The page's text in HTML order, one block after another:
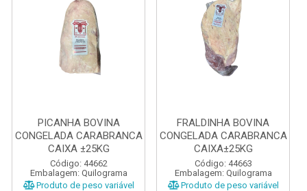
PICANHA BOVINA
CONGELADA CARABRANCA
CAIXA ±25KG
Código: 44662
Embalagem: Quilograma
Produto de peso variável
FRALDINHA BOVINA
CONGELADA CARABRANCA
CAIXA±25KG
Código: 44663
Embalagem: Quilograma
Produto de peso variável